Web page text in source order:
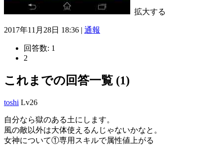
拡大する
2017年11月28日 18:36 | 通報
回答数: 1
2
これまでの回答一覧 (1)
toshi Lv26
自分なら獄のある土にします。
風の敵以外は大体使えるんじゃないかなと。
女神について①専用スキルで属性値上がる